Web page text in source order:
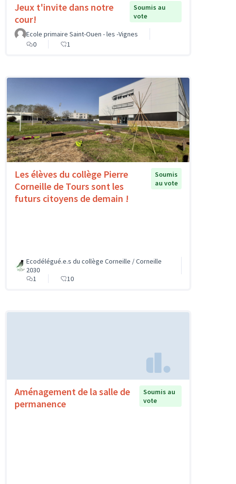
Jeux t'invite dans notre
cour!
Soumis au
vote
Ecole primaire Saint-Ouen - les -Vignes
0
1
Les élèves du collège Pierre
Corneille de Tours sont les
futurs citoyens de demain !
Soumis
au vote
Ecodélégué.e.s du collège Corneille / Corneille
2030
1
10
Aménagement de la salle de
permanence
Soumis au
vote